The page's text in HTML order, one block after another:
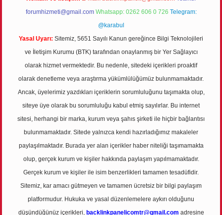
forumhizmeti@gmail.com Whatsapp: 0262 606 0 726 Telegram:
@karabul
Yasal Uyarı: Sitemiz, 5651 Sayılı Kanun gereğince Bilgi Teknolojileri
ve İletişim Kurumu (BTK) tarafından onaylanmış bir Yer Sağlayıcı
olarak hizmet vermektedir. Bu nedenle, sitedeki içerikleri proaktif
olarak denetleme veya araştırma yükümlülüğümüz bulunmamaktadır.
Ancak, üyelerimiz yazdıkları içeriklerin sorumluluğunu taşımakta olup,
siteye üye olarak bu sorumluluğu kabul etmiş sayılırlar. Bu internet
sitesi, herhangi bir marka, kurum veya şahıs şirketi ile hiçbir bağlantısı
bulunmamaktadır. Sitede yalnızca kendi hazırladığımız makaleler
paylaşılmaktadır. Burada yer alan içerikler haber niteliği taşımamakta
olup, gerçek kurum ve kişiler hakkında paylaşım yapılmamaktadır.
Gerçek kurum ve kişiler ile isim benzerlikleri tamamen tesadüfidir.
Sitemiz, kar amacı gütmeyen ve tamamen ücretsiz bir bilgi paylaşım
platformudur. Hukuka ve yasal düzenlemelere aykırı olduğunu
düşündüğünüz içerikleri, backlinkpanelicomtr@gmail.com adresine